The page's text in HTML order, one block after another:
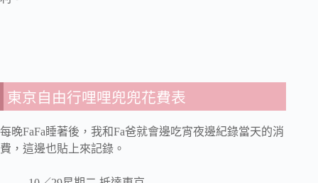
東京自由行哩哩兜兜花費表
每晚FaFa睡著後，我和Fa爸就會邊吃宵夜邊紀錄當天的消
費，這邊也貼上來記錄。